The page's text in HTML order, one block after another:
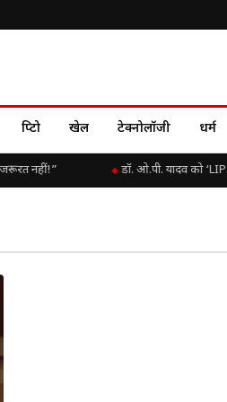
क्रिप्टो खेल टेक्नोलॉजी धर्म
नहीं!” डॉ. ओ.पी. यादव को